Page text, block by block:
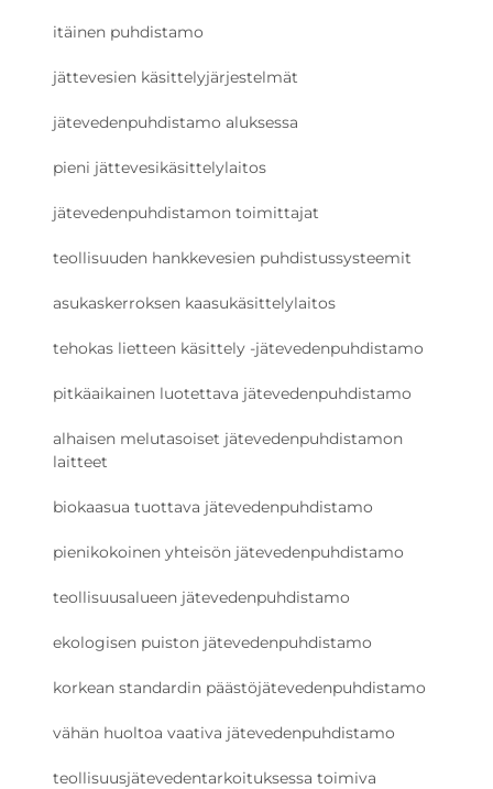
itäinen puhdistamo
jättevesien käsittelyjärjestelmät
jätevedenpuhdistamo aluksessa
pieni jättevesikäsittelylaitos
jätevedenpuhdistamon toimittajat
teollisuuden hankkevesien puhdistussysteemit
asukaskerroksen kaasukäsittelylaitos
tehokas lietteen käsittely -jätevedenpuhdistamo
pitkäaikainen luotettava jätevedenpuhdistamo
alhaisen melutasoiset jätevedenpuhdistamon
laitteet
biokaasua tuottava jätevedenpuhdistamo
pienikokoinen yhteisön jätevedenpuhdistamo
teollisuusalueen jätevedenpuhdistamo
ekologisen puiston jätevedenpuhdistamo
korkean standardin päästöjätevedenpuhdistamo
vähän huoltoa vaativa jätevedenpuhdistamo
teollisuusjätevedentarkoituksessa toimiva